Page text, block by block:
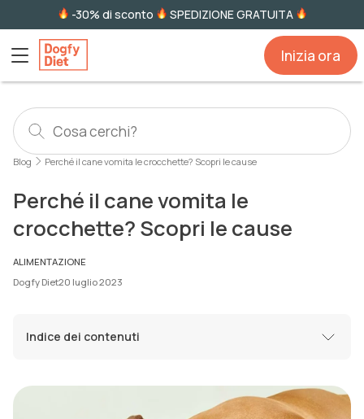
-30% di sconto SPEDIZIONE GRATUITA
Inizia ora
Blog Perché il cane vomita le crocchette? Scopri le cause
Perché il cane vomita le
crocchette? Scopri le cause
ALIMENTAZIONE
Dogfy Diet20 luglio 2023
Indice dei contenuti